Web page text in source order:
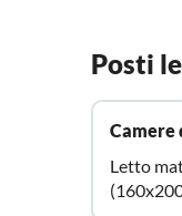
Posti
Camere
Letto